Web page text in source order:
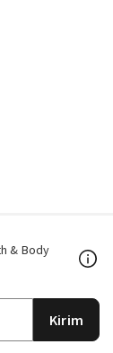
& Body
Kirim